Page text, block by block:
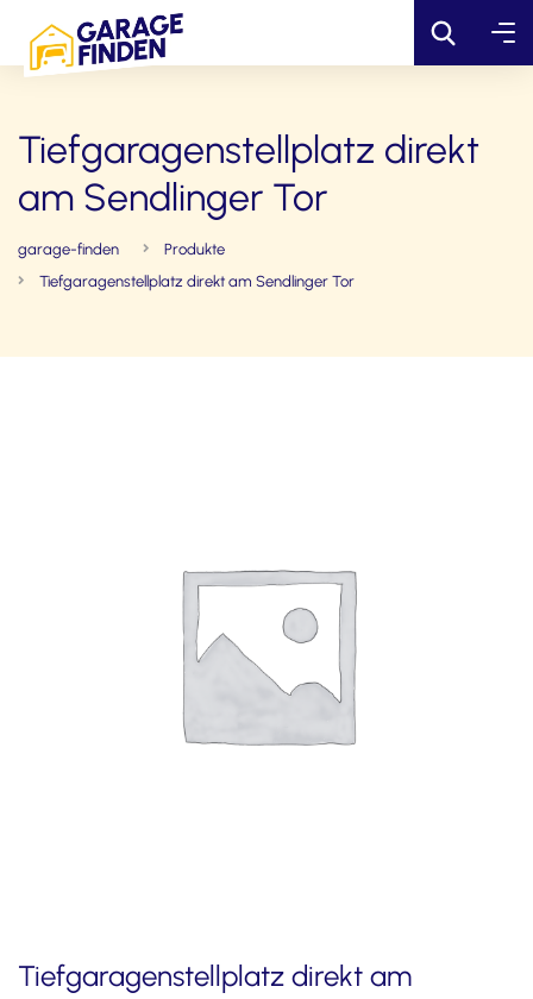
Tiefgaragenstellplatz direkt
am Sendlinger Tor
garage-finden
Produkte
Tiefgaragenstellplatz direkt am Sendlinger Tor
Tiefgaragenstellplatz direkt am